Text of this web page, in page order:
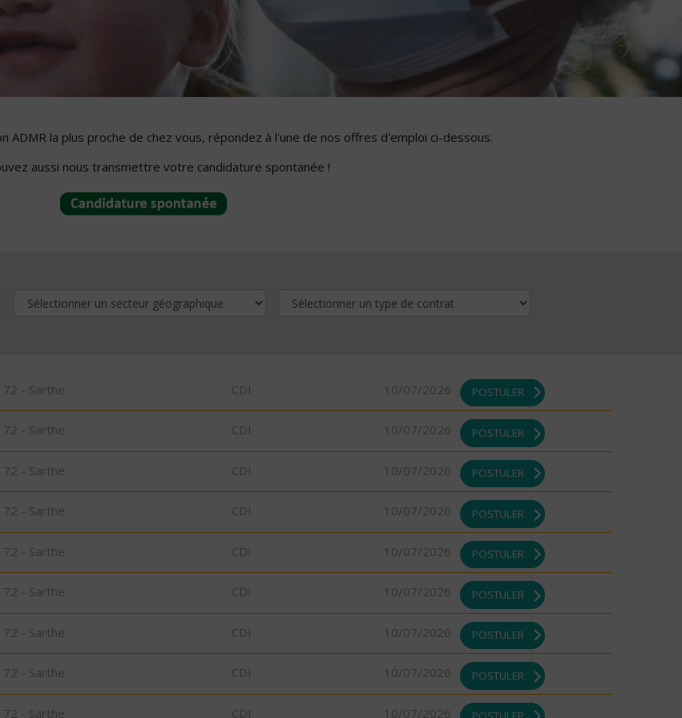
ADMR la plus proche de chez vous, répondez à l'une de nos offres d'emploi ci-dessous.
aussi nous transmettre votre candidature spontanée !
72 - Sarthe CDI 10/07/2026 POSTULER
72 - Sarthe CDI 10/07/2026 POSTULER
72 - Sarthe CDI 10/07/2026 POSTULER
72 - Sarthe CDI 10/07/2026 POSTULER
72 - Sarthe CDI 10/07/2026 POSTULER
72 - Sarthe CDI 10/07/2026 POSTULER
72 - Sarthe CDI 10/07/2026 POSTULER
72 - Sarthe CDI 10/07/2026 POSTULER
72 - Sarthe CDI 10/07/2026